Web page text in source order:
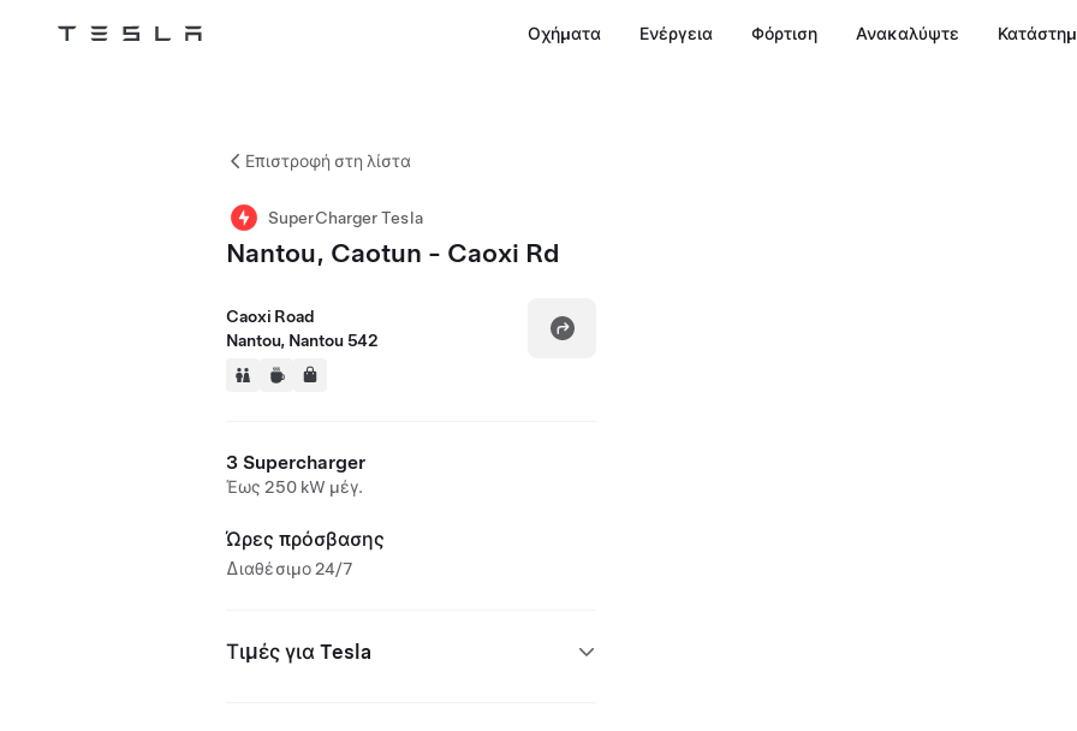
Tesla Οχήματα Ενέργεια Φόρτιση Ανακαλύψτε
Επιστροφή στη λίστα
SuperCharger Tesla
Nantou, Caotun - Caoxi Rd
Caoxi Road
Nantou, Nantou 542
3 Supercharger
Έως 250 kW μέγ.
Ώρες πρόσβασης
Διαθέσιμο 24/7
Τιμές για Tesla